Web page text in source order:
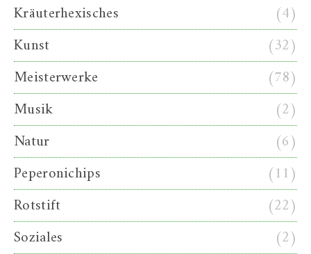
Kräuterhexisches
(4)
Kunst
(32)
Meisterwerke
(78)
Musik
(2)
Natur
(6)
Peperonichips
(11)
Rotstift
(22)
Soziales
(2)